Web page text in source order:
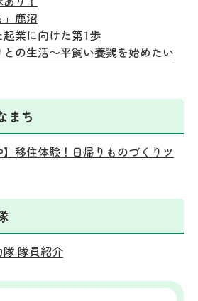
」鹿沼
業に向けた第1歩
の生活～平飼い養鶏を始めたい
まち
】移住体験！日帰りものづくりツ
隊員紹介